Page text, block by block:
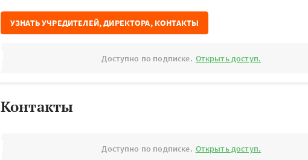
УЗНАТЬ УЧРЕДИТЕЛЕЙ, ДИРЕКТОРА, КОНТАКТЫ
Доступно по подписке. Открыть доступ.
Контакты
Доступно по подписке. Открыть доступ.